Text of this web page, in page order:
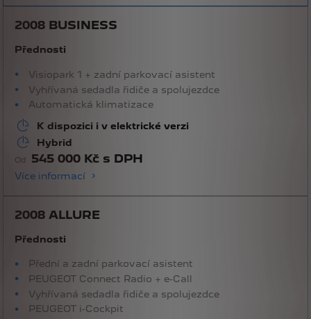
2008 BUSINESS
Přednosti
Visiopark 1 + zadní parkovací asistent
Vyhřívaná sedadla řidiče a spolujezdce
Automatická klimatizace
K dispozici i v elektrické verzi
Hybrid
Od 545 000 Kč s DPH
Více informací
2008 ALLURE
Přednosti
Přední a zadní parkovací asistent
PEUGEOT Connect Radio + e-Call
Vyhřívaná sedadla řidiče a spolujezdce
PEUGEOT i-Cockpit